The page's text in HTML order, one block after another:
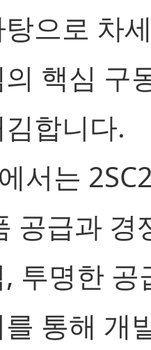
으로 차
핵심 구
합니다.
서는
공급과 경
투명한 공
통해 개